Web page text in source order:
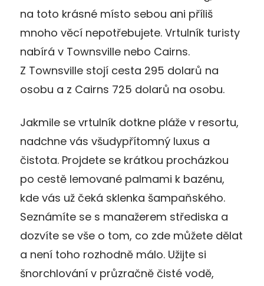
na toto krásné místo sebou ani příliš
mnoho věcí nepotřebujete. Vrtulník turisty
nabírá v Townsville nebo Cairns.
Z Townsville stojí cesta 295 dolarů na
osobu a z Cairns 725 dolarů na osobu.
Jakmile se vrtulník dotkne pláže v resortu,
nadchne vás všudypřítomný luxus a
čistota. Projdete se krátkou procházkou
po cestě lemované palmami k bazénu,
kde vás už čeká sklenka šampaňského.
Seznámíte se s manažerem střediska a
dozvíte se vše o tom, co zde můžete dělat
a není toho rozhodně málo. Užijte si
šnorchlování v průzračně čisté vodě,